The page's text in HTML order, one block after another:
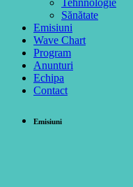
Tehnnologie
Sănătate
Emisiuni
Wave Chart
Program
Anunturi
Echipa
Contact
Emisiuni